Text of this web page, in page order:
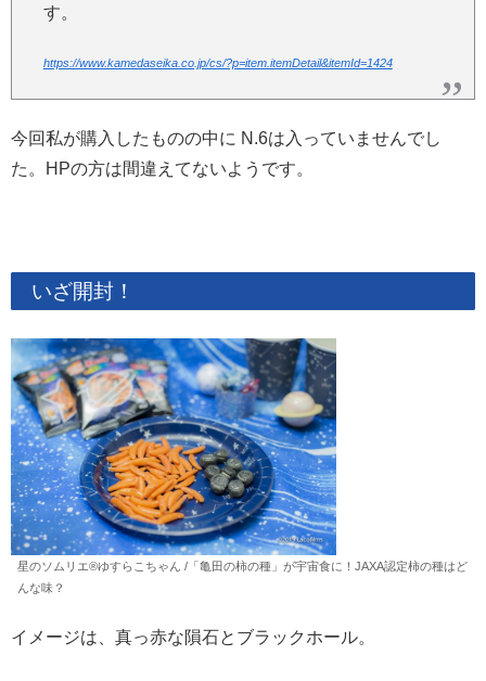
す。
https://www.kamedaseika.co.jp/cs/?p=item.itemDetail&itemId=1424
今回私が購入したものの中に N.6は入っていませんでし
た。HPの方は間違えてないようです。
いざ開封！
星のソムリエ®︎ゆすらこちゃん /「亀田の柿の種」が宇宙食に！JAXA認定柿の種はど
んな味？
イメージは、真っ赤な隕石とブラックホール。